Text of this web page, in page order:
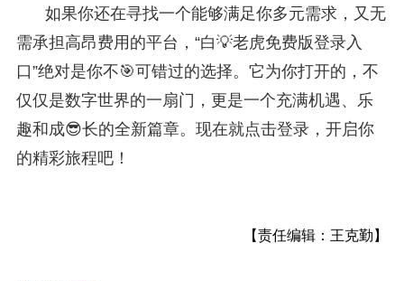
如果你还在寻找一个能够满足你多元需求，又无
需承担高昂费用的平台，“白💡老虎免费版登录入
口”绝对是你不🎯可错过的选择。它为你打开的，不
仅仅是数字世界的一扇门，更是一个充满机遇、乐
趣和成😎长的全新篇章。现在就点击登录，开启你
的精彩旅程吧！
【责任编辑：王克勤】